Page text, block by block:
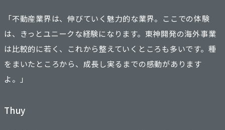
「不動産業界は、伸びていく魅力的な業界。ここでの体験
は、きっとユニークな経験になります。東神開発の海外事業
は比較的に若く、これから整えていくところも多いです。種
をまいたところから、成長し実るまでの感動があります
よ。」
Thuy